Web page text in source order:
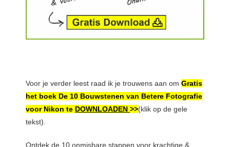
Voor je verder leest raad ik je trouwens aan om Gratis
het boek De 10 Bouwstenen van Betere Fotografie
voor Nikon te DOWNLOADEN >>(klik op de gele
tekst).
Ontdek de 10 onmisbare stappen voor krachtige &